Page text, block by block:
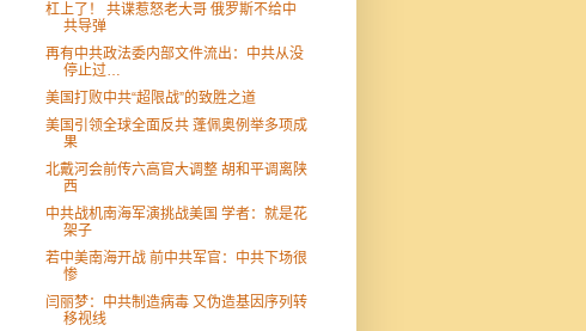
杠上了！ 共谍惹怒老大哥 俄罗斯不给中
共导弹
再有中共政法委内部文件流出：中共从没
停止过…
美国打败中共“超限战”的致胜之道
美国引领全球全面反共 蓬佩奥例举多项成
果
北戴河会前传六高官大调整 胡和平调离陕
西
中共战机南海军演挑战美国 学者：就是花
架子
若中美南海开战 前中共军官：中共下场很
惨
闫丽梦：中共制造病毒 又伪造基因序列转
移视线